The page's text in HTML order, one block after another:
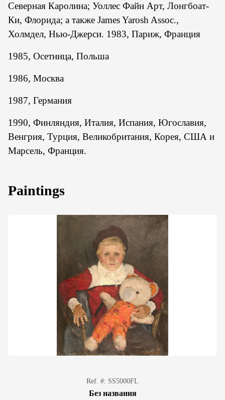
Северная Каролина; Уоллес Файн Арт, Лонгбоат-
Ки, Флорида; а также James Yarosh Assoc.,
Холмдел, Нью-Джерси. 1983, Париж, Франция
1985, Осетница, Польша
1986, Москва
1987, Германия
1990, Финляндия, Италия, Испания, Югославия,
Венгрия, Турция, Великобритания, Корея, США и
Марсель, Франция.
Paintings
Ref. #: SS5000FL
Без названия